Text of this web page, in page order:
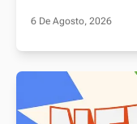
6 De Agosto, 2026